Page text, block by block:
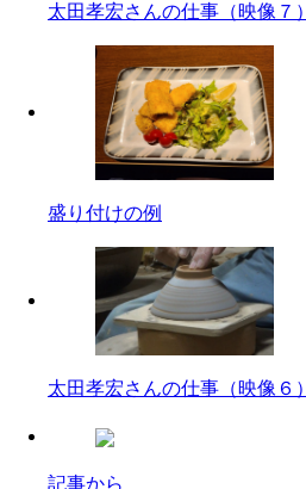
太田孝宏さんの仕事（映像７）
盛り付けの例
太田孝宏さんの仕事（映像６）
記事から